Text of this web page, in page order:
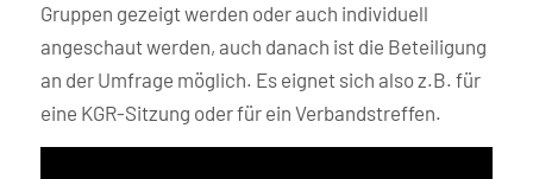
Gruppen gezeigt werden oder auch individuell
angeschaut werden, auch danach ist die Beteiligung
an der Umfrage möglich. Es eignet sich also z.B. für
eine KGR-Sitzung oder für ein Verbandstreffen.